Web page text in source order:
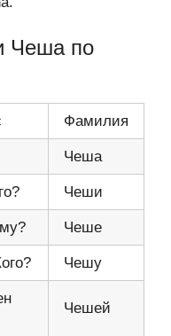
Чеша по
Фамилия
Чеша
Чеши
Чеше
Чешу
Чешей